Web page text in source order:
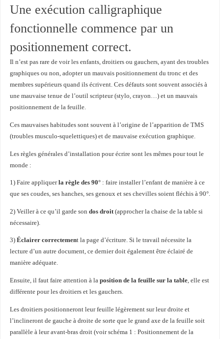
Une exécution calligraphique
fonctionnelle commence par un
positionnement correct.
Il n’est pas rare de voir les enfants, droitiers ou gauchers, ayant des troubles
graphiques ou non, adopter un mauvais positionnement du tronc et des
membres supérieurs quand ils écrivent. Ces défauts sont souvent associés à
une mauvaise tenue de l’outil scripteur (stylo, crayon…) et un mauvais
positionnement de la feuille.
Ces mauvaises habitudes sont souvent à l’origine de l’apparition de TMS
(troubles musculo-squelettiques) et de mauvaise exécution graphique.
Les règles générales d’installation pour écrire sont les mêmes pour tout le
monde :
1) Faire appliquerla règle des 90°: faire installer l’enfant de manière à ce
que ses coudes, ses hanches, ses genoux et ses chevilles soient fléchis à 90°.
2) Veiller à ce qu’il garde son dos droit(approcher la chaise de la table si
nécessaire).
3) Éclairer correctement la page d’écriture. Si le travail nécessite la
lecture d’un autre document, ce dernier doit également être éclairé de
manière adéquate.
Ensuite, il faut faire attention à la position de la feuille sur la table, elle est
différente pour les droitiers et les gauchers.
Les droitiers positionneront leur feuille légèrement sur leur droite et
l’inclineront de gauche à droite de sorte que le grand axe de la feuille soit
parallèle à leur avant-bras droit (voir schéma 1 : Positionnement de la